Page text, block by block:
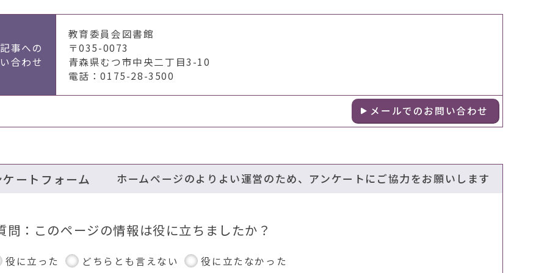
事への
合わせ
教育委員会図書館
〒035-0073
青森県むつ市中央二丁目3-10
電話：0175-28-3500
メールでのお問い合わせ
ケートフォーム ホームページのよりよい運営のため、アンケートにご協力をお願いします
問：このページの情報は役に立ちましたか？
役に立った どちらとも言えない 役に立たなかった